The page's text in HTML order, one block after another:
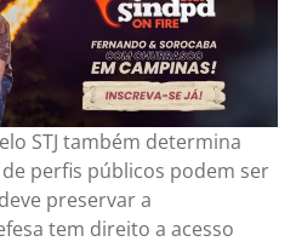
STJ também determina
perfis públicos podem ser
preservar a
tem direito a acesso